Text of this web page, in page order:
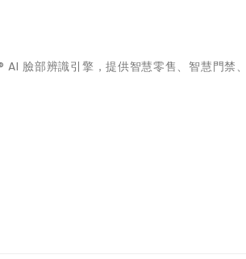
臉部辨識引擎，提供智慧零售、智慧門禁